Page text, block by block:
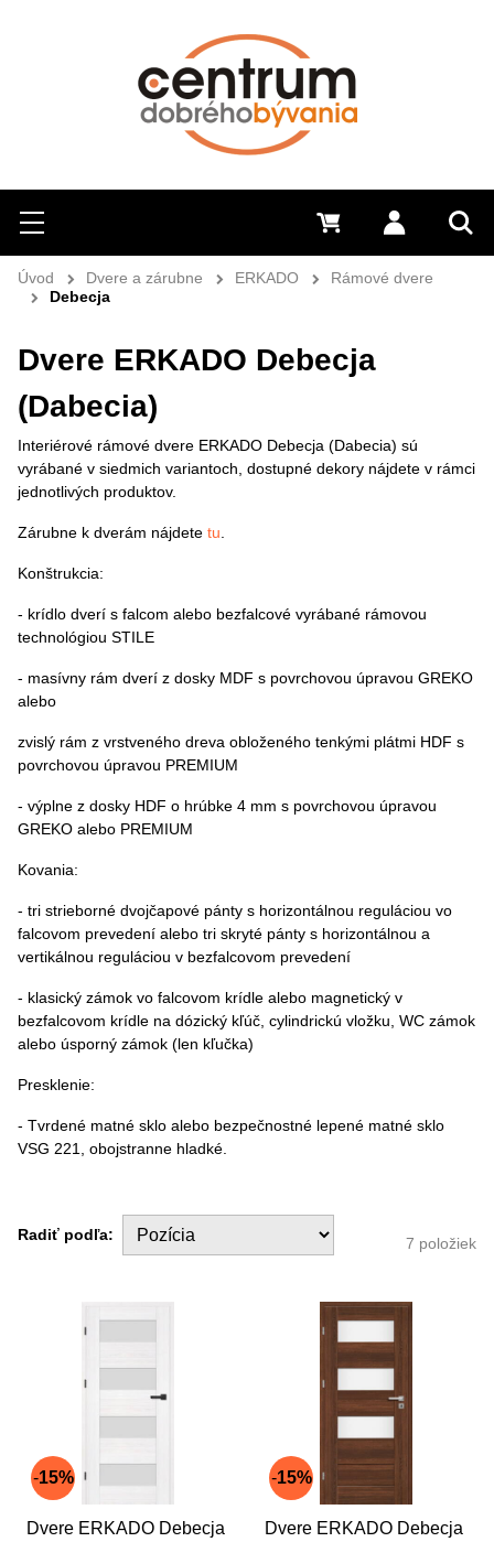
Hľadať
Menu Prihlásiť
0 €
Úvod Dvere a zárubne ERKADO
Rámové dvere
Debecja
Dvere ERKADO Debecja
(Dabecia)
Interiérové rámové dvere ERKADO Debecja (Dabecia) sú
vyrábané v siedmich variantoch, dostupné dekory nájdete v rámci
jednotlivých produktov.
Zárubne k dverám nájdete tu
Konštrukcia:
- krídlo dverí s falcom alebo bezfalcové vyrábané rámovou
technológiou STILE
- masívny rám dverí z dosky MDF s povrchovou úpravou GREKO
alebo
zvislý rám z vrstveného dreva obloženého tenkými plátmi HDF s
povrchovou úpravou PREMIUM
- výplne z dosky HDF o hrúbke 4 mm s povrchovou úpravou
GREKO alebo PREMIUM
Kovania:
- tri strieborné dvojčapové pánty s horizontálnou reguláciou vo
falcovom prevedení alebo tri skryté pánty s horizontálnou a
vertikálnou reguláciou v bezfalcovom prevedení
- klasický zámok vo falcovom krídle alebo magnetický v
bezfalcovom krídle na dózický kľúč, cylindrickú vložku, WC zámok
alebo úsporný zámok (len kľučka)
Presklenie:
- Tvrdené matné sklo alebo bezpečnostné lepené matné sklo
VSG 221, obojstranne hladké.
Radiť podľa: 7 položiek
Dvere ERKADO Debecja
15%
Dvere ERKADO Debecja
15%